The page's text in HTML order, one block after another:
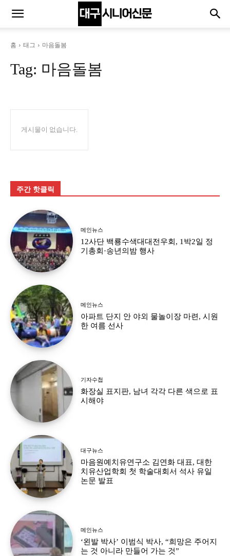
홈 태그 마음돌봄
Tag: 마음돌봄
게시물이 없습니다.
주간 핫클릭
메인뉴스
12사단 백룡수색대대전우회, 1박2일 정
기총회·송년의밤 행사
메인뉴스
아파트 단지 안 야외 물놀이장 마련, 시원
한 여름 선사
기자수첩
화장실 표지판, 남녀 각각 다른 색으로 표
시해야
대구뉴스
마음원예치유연구소 김연화 대표, 대한
치유산업학회 첫 학술대회서 석사 유일
논문 발표
메인뉴스
‘왼발 박사’ 이범식 박사, “희망은 주어지
는 것 아니라 만들어 가는 것”